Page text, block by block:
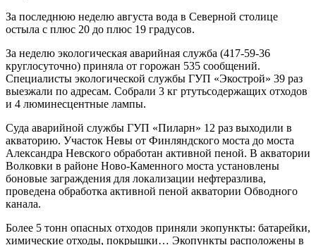
За последнюю неделю августа вода в Северной столице
остыла с плюс 20 до плюс 19 градусов.
За неделю экологическая аварийная служба (417‑59‑36
круглосуточно) приняла от горожан 535 сообщений.
Специалисты экологической службы ГУП «Экострой» 39 раз
выезжали по адресам. Собрали 3 кг ртутьсодержащих отходов
и 4 люминесцентные лампы.
Суда аварийной службы ГУП «Пиларн» 12 раз выходили в
акваторию. Участок Невы от Финляндского моста до моста
Александра Невского обработан активной пеной. В акватории
Волковки в районе Ново-Каменного моста установлены
боновые заграждения для локализации нефтеразлива,
проведена обработка активной пеной акватории Обводного
канала.
Более 5 тонн опасных отходов приняли экопункты: батарейки,
химические отходы, покрышки… Экопункты расположены в